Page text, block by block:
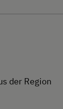
der Region